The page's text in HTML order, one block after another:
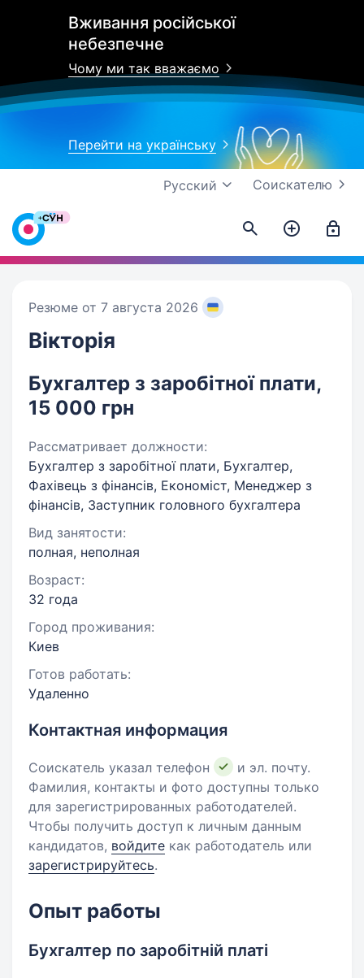
Вживання російської
небезпечне
Чому ми так вважаємо
Перейти на українську
Соискателю
Русский
Резюме от 7 августа 2026
Вікторія
Бухгалтер з заробітної плати,
15 000 грн
Рассматривает должности:
Бухгалтер з заробітної плати, Бухгалтер,
Фахівець з фінансів, Економіст, Менеджер з
фінансів, Заступник головного бухгалтера
Вид занятости:
полная, неполная
Возраст:
32 года
Город проживания:
Киев
Готов работать:
Удаленно
Контактная информация
Соискатель указал телефон
и эл. почту.
Фамилия, контакты и фото доступны только
для зарегистрированных работодателей.
Чтобы получить доступ к личным данным
кандидатов, войдите как работодатель или
зарегистрируйтесь.
Опыт работы
Бухгалтер по заробітній платі